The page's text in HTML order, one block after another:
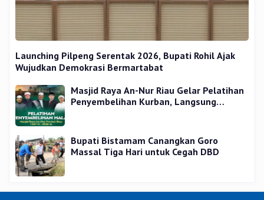
Launching Pilpeng Serentak 2026, Bupati Rohil Ajak
Wujudkan Demokrasi Bermartabat
Masjid Raya An-Nur Riau Gelar Pelatihan
Penyembelihan Kurban, Langsung
Bupati Bistamam Canangkan Goro
Massal Tiga Hari untuk Cegah DBD